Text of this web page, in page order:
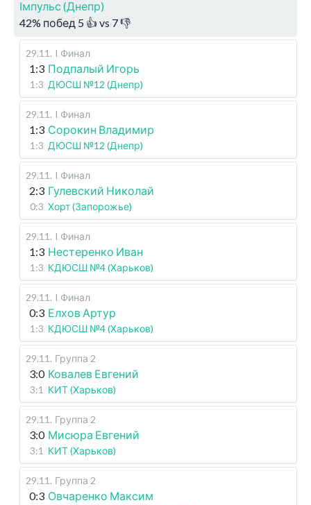
Імпульс (Днепр)
42% побед 5 👍 vs 7👎
29.11 . I Финал
1:3 Подпалый Игорь
1:3 ДЮСШ №12 (Днепр)
29.11 . I Финал
1:3 Сорокин Владимир
1:3 ДЮСШ №12 (Днепр)
29.11 . I Финал
2:3 Гулевский Николай
0:3 Хорт (Запорожье)
29.11 . I Финал
1:3 Нестеренко Иван
1:3 КДЮСШ №4 (Харьков)
29.11 . I Финал
0:3 Елхов Артур
1:3 КДЮСШ №4 (Харьков)
29.11 . Группа 2
3:0 Ковалев Евгений
3:1 КИТ (Харьков)
29.11 . Группа 2
3:0 Мисюра Евгений
3:1 КИТ (Харьков)
29.11 . Группа 2
0:3 Овчаренко Максим